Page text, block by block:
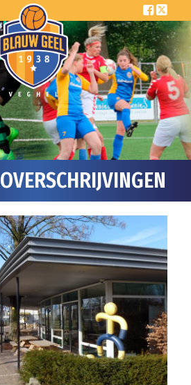
OVERSCHRIJVINGEN